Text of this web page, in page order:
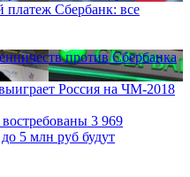
Сбербанк: все
против Сбербанка
Россия на ЧМ-2018
3 969
5 млн руб будут